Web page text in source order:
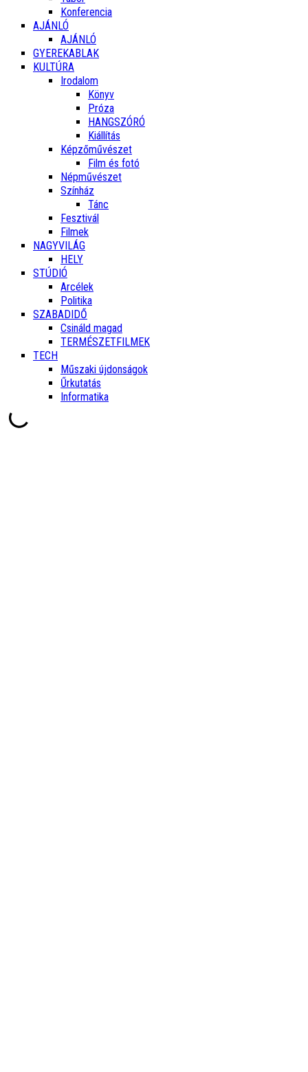
Konferencia
AJÁNLÓ
AJÁNLÓ
GYEREKABLAK
KULTÚRA
Irodalom
Könyv
Próza
HANGSZÓRÓ
Kiállítás
Képzőművészet
Film és fotó
Népművészet
Színház
Tánc
Fesztivál
Filmek
NAGYVILÁG
HELY
STÚDIÓ
Arcélek
Politika
SZABADIDŐ
Csináld magad
TERMÉSZETFILMEK
TECH
Műszaki újdonságok
Űrkutatás
Informatika